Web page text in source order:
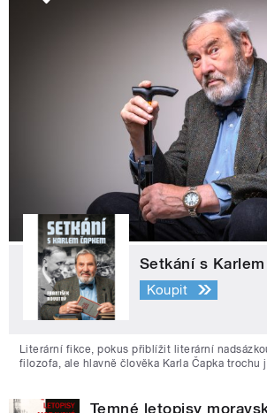
Setkání s
Koupit
Literární fikce, pokus přiblížit literární
filozofa, ale hlavně člověka Karla Čapka trochu
Temné letopisy